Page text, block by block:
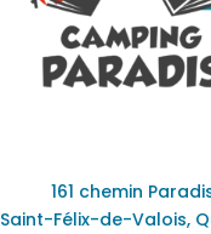
161 chemin
Saint-Félix-de-Valois,